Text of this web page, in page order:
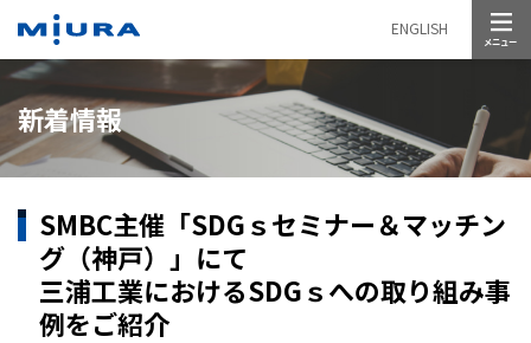
ENGLISH
新着情報
SMBC主催「SDGｓセミナー＆マッチン
グ（神戸）」にて
三浦工業におけるSDGｓへの取り組み事
例をご紹介